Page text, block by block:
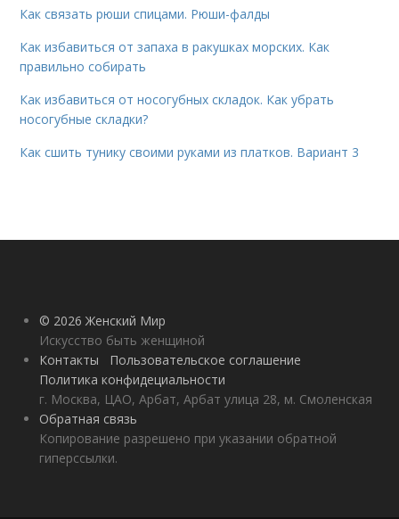
Как связать рюши спицами. Рюши-фалды
Как избавиться от запаха в ракушках морских. Как
правильно собирать
Как избавиться от носогубных складок. Как убрать
носогубные складки?
Как сшить тунику своими руками из платков. Вариант 3
© 2026 Женский Мир
Искусство быть женщиной
Контакты
Пользовательское соглашение
Политика конфидециальности
г. Москва, ЦАО, Арбат, Арбат улица 28, м. Смоленская
Обратная связь
Копирование разрешено при указании обратной
гиперссылки.